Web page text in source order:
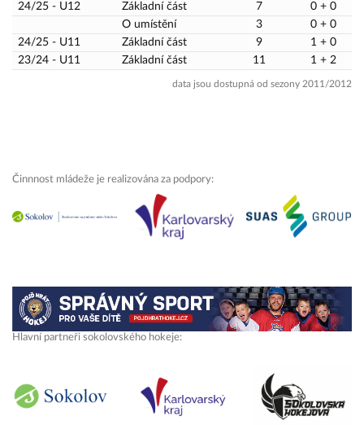
24/25 - U12
Základní část 7
0 + 0
O umístění
3
0 + 0
24/25 - U11
Základní část 9
1 + 0
23/24 - U11
Základní část 11 1 + 2
data jsou dostupná od sezony 2011/2012
Činnnost mládeže je realizována za podpory:
Hlavní partneři sokolovského hokeje: